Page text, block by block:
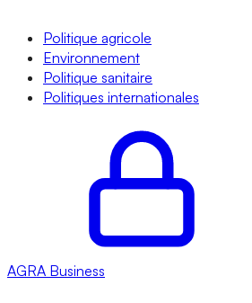
Politique agricole
Environnement
Politique sanitaire
Politiques internationales
AGRA Business